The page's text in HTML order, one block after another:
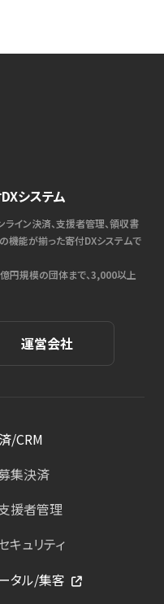
システム
ライン決済、支援者管理、領収書
機能が揃った寄付DXシステムで
円規模の団体まで、3,000以上
運営会社
/CRM
集決済
援者管理
キュリティ
タル/集客